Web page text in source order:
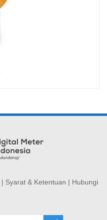
| Syarat & Ketentuan | Hubungi